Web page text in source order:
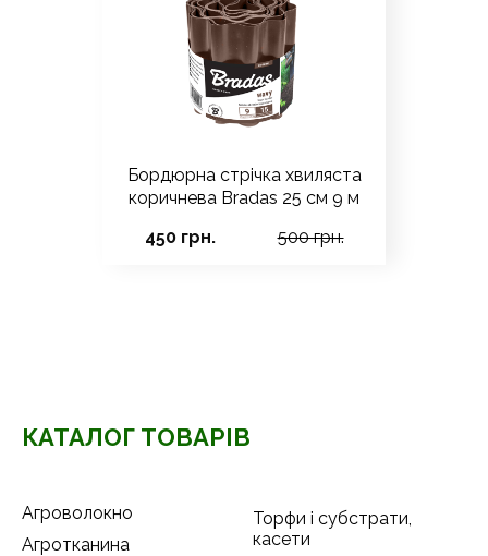
Бордюрна стрічка хвиляста
коричнева Bradas 25 см 9 м
450 грн.
500 грн.
КАТАЛОГ ТОВАРІВ
Агроволокно
Агротканина
Торфи і субстрати,
касети